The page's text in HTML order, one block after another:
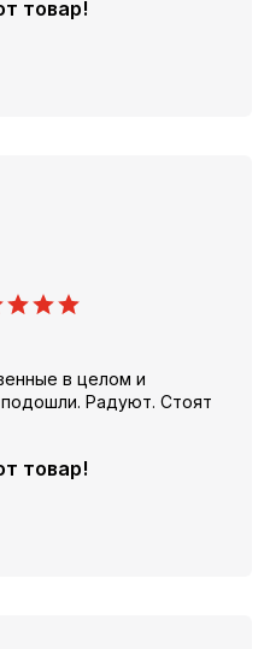
товар!
в целом и
Радуют. Стоят
товар!